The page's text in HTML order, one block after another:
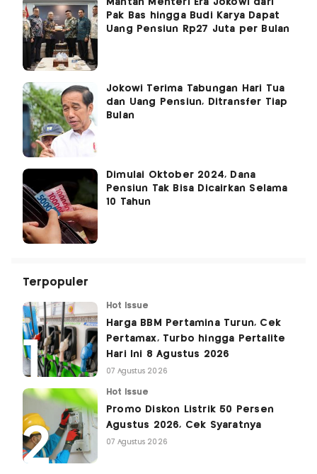
Mantan Menteri Era Jokowi dari
Pak Bas hingga Budi Karya Dapat
Uang Pensiun Rp27 Juta per Bulan
Jokowi Terima Tabungan Hari Tua
dan Uang Pensiun, Ditransfer Tiap
Bulan
Dimulai Oktober 2024, Dana
Pensiun Tak Bisa Dicairkan Selama
10 Tahun
Terpopuler
Hot Issue
Harga BBM Pertamina Turun, Cek
Pertamax, Turbo hingga Pertalite
Hari Ini 8 Agustus 2026
07 Agustus 2026
Hot Issue
Promo Diskon Listrik 50 Persen
Agustus 2026, Cek Syaratnya
07 Agustus 2026